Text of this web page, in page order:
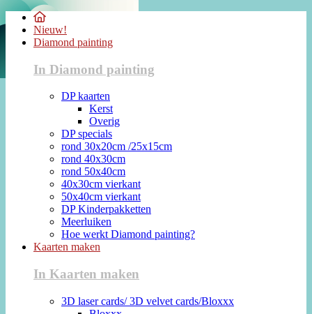
Nieuw!
Diamond painting
In Diamond painting
DP kaarten
Kerst
Overig
DP specials
rond 30x20cm /25x15cm
rond 40x30cm
rond 50x40cm
40x30cm vierkant
50x40cm vierkant
DP Kinderpakketten
Meerluiken
Hoe werkt Diamond painting?
Kaarten maken
In Kaarten maken
3D laser cards/ 3D velvet cards/Bloxxx